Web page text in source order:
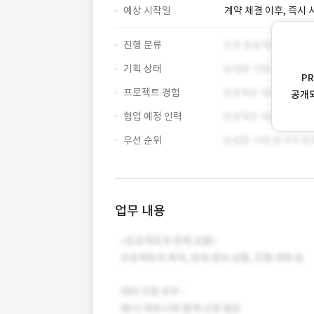
공개
예상 시작일 계약 체결 이후, 즉시
진행 분류
기획 상태
프로젝트 경험
협업 예정 인력
우선 순위
업무 내용